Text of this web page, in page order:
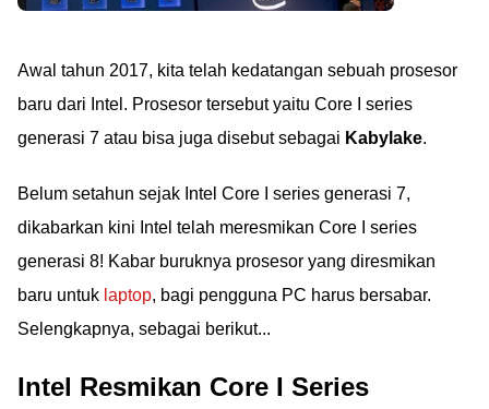
Awal tahun 2017, kita telah kedatangan sebuah prosesor
baru dari Intel. Prosesor tersebut yaitu Core I series
generasi 7 atau bisa juga disebut sebagai Kabylake.
Belum setahun sejak Intel Core I series generasi 7,
dikabarkan kini Intel telah meresmikan Core I series
generasi 8! Kabar buruknya prosesor yang diresmikan
baru untuk laptop, bagi pengguna PC harus bersabar.
Selengkapnya, sebagai berikut...
Intel Resmikan Core I Series